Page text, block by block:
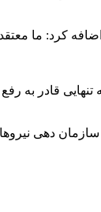
به تنهایی
و سازمان دهی